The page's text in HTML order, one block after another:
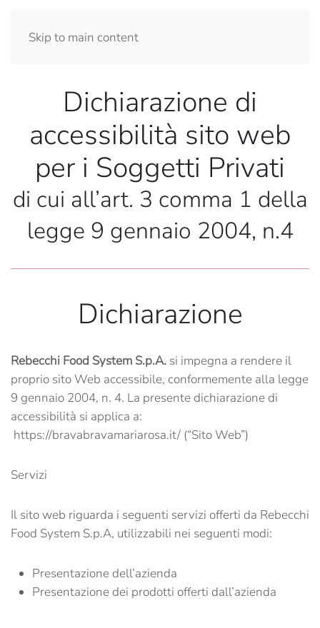
Skip to main content
Dichiarazione di
accessibilità sito web
per i Soggetti Privati
di cui all’art. 3 comma 1 della
legge 9 gennaio 2004, n.4
Dichiarazione
Rebecchi Food System S.p.A. si impegna a rendere il
proprio sito Web accessibile, conformemente alla legge
9 gennaio 2004, n. 4. La presente dichiarazione di
accessibilità si applica a:
https://bravabravamariarosa.it/ (“Sito Web”)
Servizi
Il sito web riguarda i seguenti servizi offerti da Rebecchi
Food System S.p.A, utilizzabili nei seguenti modi:
Presentazione dell’azienda
Presentazione dei prodotti offerti dall’azienda